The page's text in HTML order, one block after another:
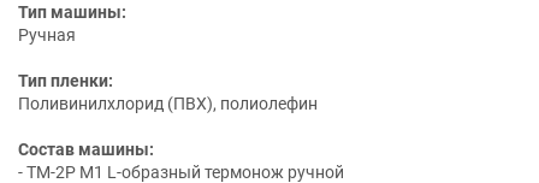
Тип машины:
Ручная
Тип пленки:
Поливинилхлорид (ПВХ), полиолефин
Состав машины:
- ТМ-2Р М1 L-образный термонож ручной